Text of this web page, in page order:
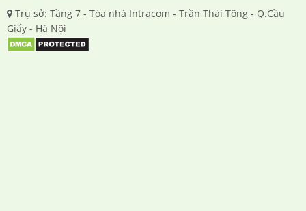
Trụ sở: Tầng 7 - Tòa nhà Intracom - Trần Thái Tông - Q.Cầu
Giấy - Hà Nội